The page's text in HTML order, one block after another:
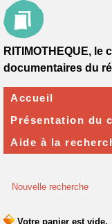
Nouvelle recherche
RITIMOTHEQUE,
documentaires du
Accueil
Présentation du
Aide à la